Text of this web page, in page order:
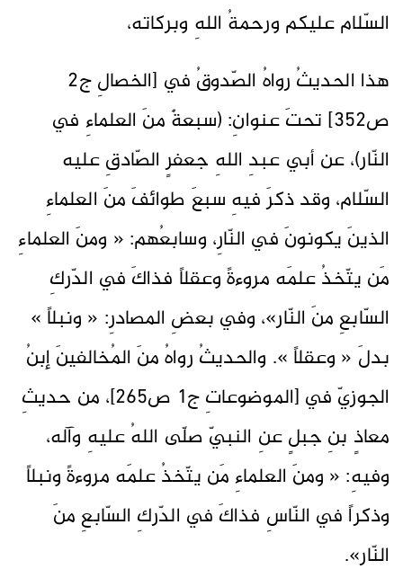
السّلام عليكم ورحمةُ اللهِ وبركاته،
هذا الحديثُ رواهُ الصّدوقُ في [الخصالِ ج2
ص352] تحتَ عنوانِ: (سبعةٌ منَ العلماءِ في
النّار)، عن أبي عبدِ اللهِ جعفرٍ الصّادقِ عليه
السّلام، وقد ذكرَ فيهِ سبعَ طوائفَ منَ العلماءِ
الذينَ يكونونَ في النّارِ، وسابعُهم: « ومنَ العلماءِ
مَن يتّخذُ علمَه مروءةً وعقلاً فذاكَ في الدّركِ
السّابعِ منَ النّار»، وفي بعضِ المصادرِ: « ونبلاً »
بدلَ « وعقلاً ». والحديثُ رواهُ منَ المُخالفينَ إبنُ
الجوزيّ في [الموضوعاتِ ج1 ص265]، من حديثِ
معاذٍ بنِ جبلٍ عنِ النبيّ صلّى اللهُ عليهِ وآله،
وفيهِ: « ومنَ العلماءِ مَن يتّخذُ علمَه مروءةً ونبلاً
وذكراً في النّاسِ فذاكَ في الدّركِ السّابعِ منَ
النّار».